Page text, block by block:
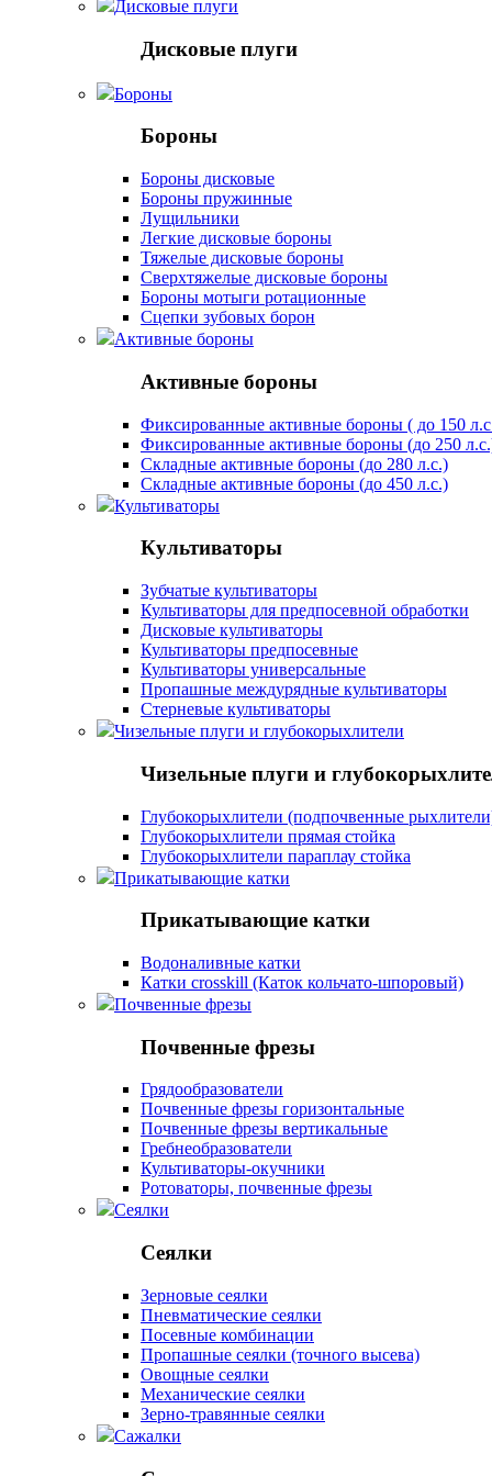
Дисковые плуги
Дисковые плуги
Бороны
Бороны
Бороны дисковые
Бороны пружинные
Лущильники
Легкие дисковые бороны
Тяжелые дисковые бороны
Сверхтяжелые дисковые бороны
Бороны мотыги ротационные
Сцепки зубовых борон
Активные бороны
Активные бороны
Фиксированные активные бороны ( до 150
Фиксированные активные бороны (до 250
Складные активные бороны (до 280 л.с.)
Складные активные бороны (до 450 л.с.)
Культиваторы
Культиваторы
Зубчатые культиваторы
Культиваторы для предпосевной обработки
Дисковые культиваторы
Культиваторы предпосевные
Культиваторы универсальные
Пропашные междурядные культиваторы
Стерневые культиваторы
Чизельные плуги и глубокорыхлители
Чизельные плуги и
Глубокорыхлители (подпочвенные
Глубокорыхлители прямая стойка
Глубокорыхлители параплау стойка
Прикатывающие катки
Прикатывающие катки
Водоналивные катки
Катки crosskill (Каток кольчато-шпоровый)
Почвенные фрезы
Почвенные фрезы
Грядообразователи
Почвенные фрезы горизонтальные
Почвенные фрезы вертикальные
Гребнеобразователи
Культиваторы-окучники
Ротоваторы, почвенные фрезы
Сеялки
Сеялки
Зерновые сеялки
Пневматические сеялки
Посевные комбинации
Пропашные сеялки (точного высева)
Овощные сеялки
Механические сеялки
Зерно-травянные сеялки
Сажалки